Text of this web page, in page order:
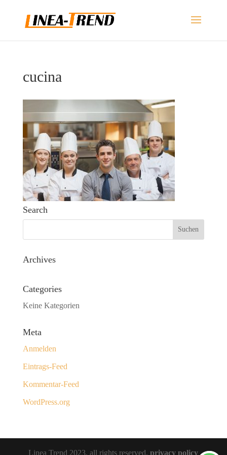
cucina
Search
Archives
Categories
Keine Kategorien
Meta
Anmelden
Eintrags-Feed
Kommentar-Feed
WordPress.org
Linea Trend 2023, all rights reserved.privacy policy